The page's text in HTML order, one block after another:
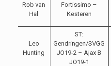
Rob van
Hal
Fortissimo –
Kesteren
Leo
Hunting
ST:
Gendringen/SVGG
JO19-2 – Ajax B
JO19-1